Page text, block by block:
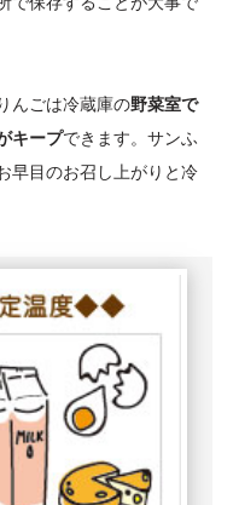
んごは冷蔵庫の野菜室で
キープできます。サンふ
早目のお召し上がりと冷